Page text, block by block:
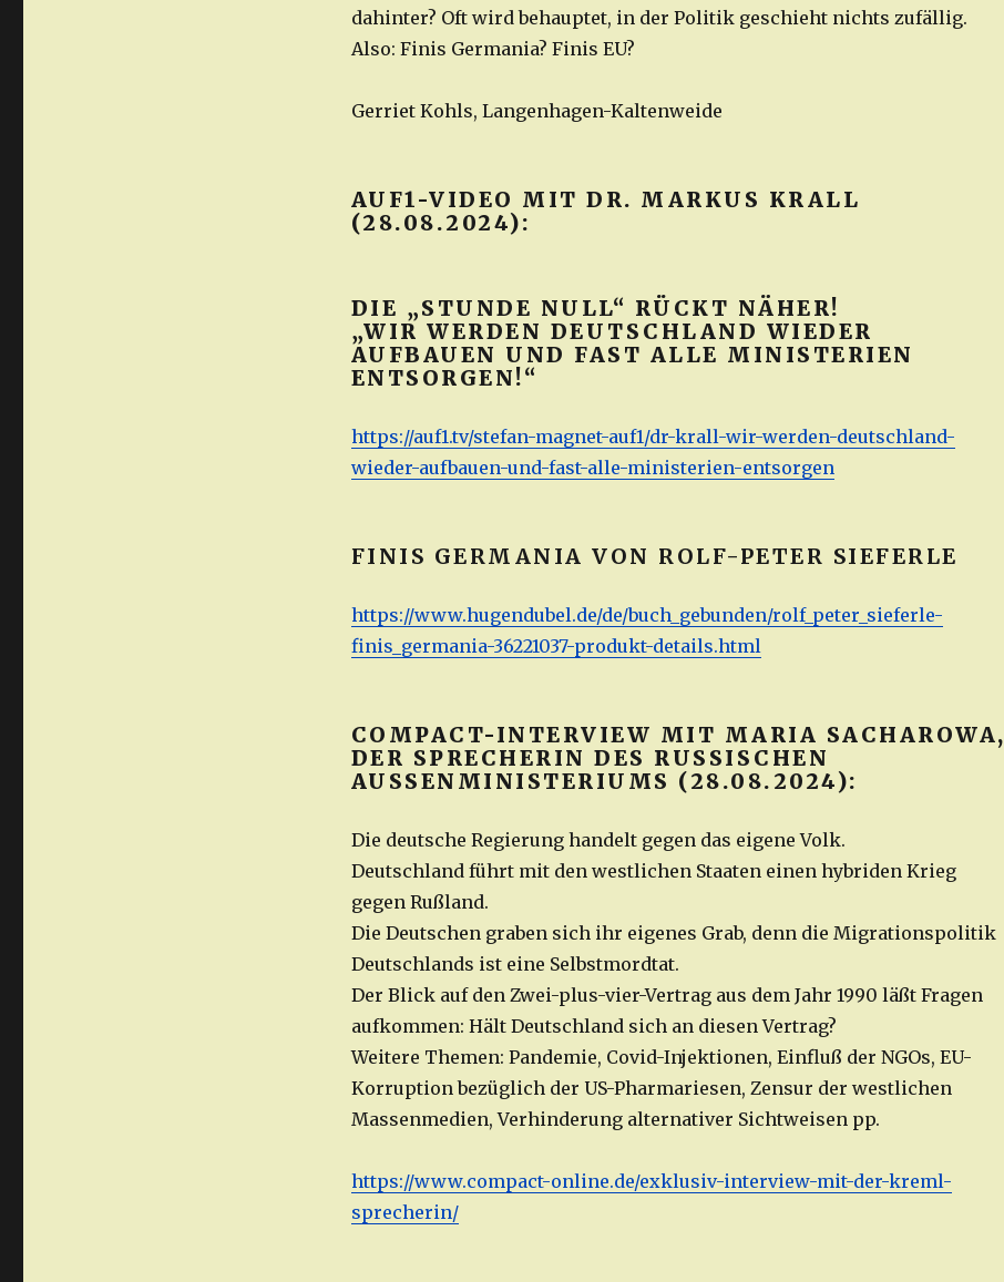
dahinter? Oft wird behauptet, in der Politik geschieht nichts zufällig.
Also: Finis Germania? Finis EU?
Gerriet Kohls, Langenhagen-Kaltenweide
AUF1-VIDEO MIT DR. MARKUS KRALL
(28.08.2024):
DIE „STUNDE NULL“ RÜCKT NÄHER!
„WIR WERDEN DEUTSCHLAND WIEDER
AUFBAUEN UND FAST ALLE MINISTERIEN
ENTSORGEN!“
https://auf1.tv/stefan-magnet-auf1/dr-krall-wir-werden-deutschland-
wieder-aufbauen-und-fast-alle-ministerien-entsorgen
FINIS GERMANIA VON ROLF-PETER SIEFERLE
https://www.hugendubel.de/de/buch_gebunden/rolf_peter_sieferle-
finis_germania-36221037-produkt-details.html
COMPACT-INTERVIEW MIT MARIA SACHAROWA,
DER SPRECHERIN DES RUSSISCHEN
AUSSENMINISTERIUMS (28.08.2024):
Die deutsche Regierung handelt gegen das eigene Volk.
Deutschland führt mit den westlichen Staaten einen hybriden Krieg
gegen Rußland.
Die Deutschen graben sich ihr eigenes Grab, denn die Migrationspolitik
Deutschlands ist eine Selbstmordtat.
Der Blick auf den Zwei-plus-vier-Vertrag aus dem Jahr 1990 läßt Fragen
aufkommen: Hält Deutschland sich an diesen Vertrag?
Weitere Themen: Pandemie, Covid-Injektionen, Einfluß der NGOs, EU-
Korruption bezüglich der US-Pharmariesen, Zensur der westlichen
Massenmedien, Verhinderung alternativer Sichtweisen pp.
https://www.compact-online.de/exklusiv-interview-mit-der-kreml-
sprecherin/